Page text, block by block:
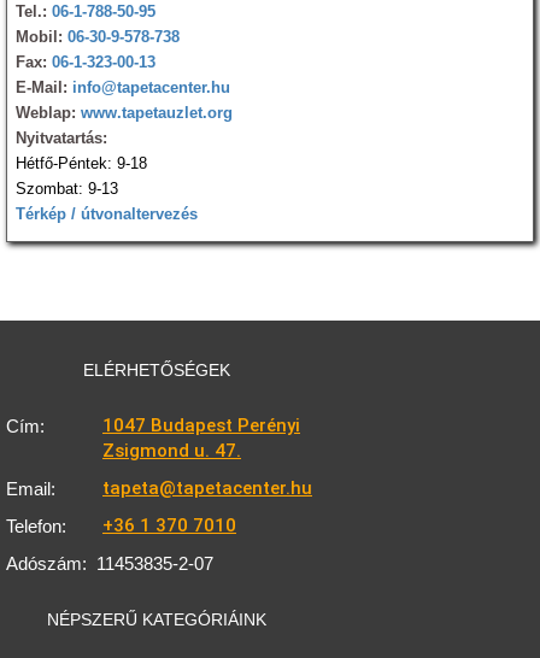
Tel.: 06-1-788-50-95
Mobil: 06-30-9-578-738
Fax: 06-1-323-00-13
E-Mail: info@tapetacenter.hu
Weblap: www.tapetauzlet.org
Nyitvatartás:
Hétfő-Péntek: 9-18
Szombat: 9-13
Térkép / útvonaltervezés
ELÉRHETŐSÉGEK
Cím:
1047 Budapest Perényi
Zsigmond u. 47.
Email: tapeta@tapetacenter.hu
Telefon: +36 1 370 7010
Adószám: 11453835-2-07
NÉPSZERŰ KATEGÓRIÁINK